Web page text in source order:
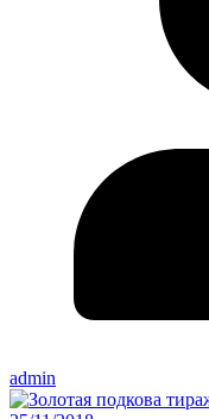
admin